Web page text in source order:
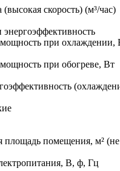
(высокая скорость) (м³/час)
при охлаждении,
при обогреве, Вт
площадь помещения, м² (не
В, ф, Гц